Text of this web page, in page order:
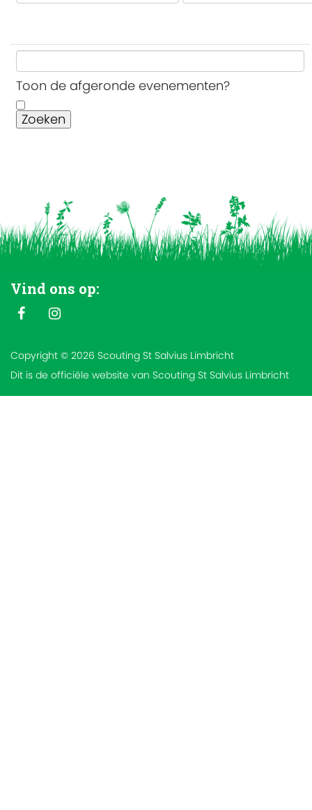
Toon de afgeronde evenementen?
Vind ons op:
Copyright © 2026 Scouting St Salvius Limbricht
Dit is de officiële website van Scouting St Salvius Limbricht